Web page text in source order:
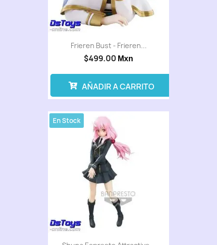
Frieren Bust - Frieren...
$499.00 Mxn
AÑADIR A CARRITO
En Stock